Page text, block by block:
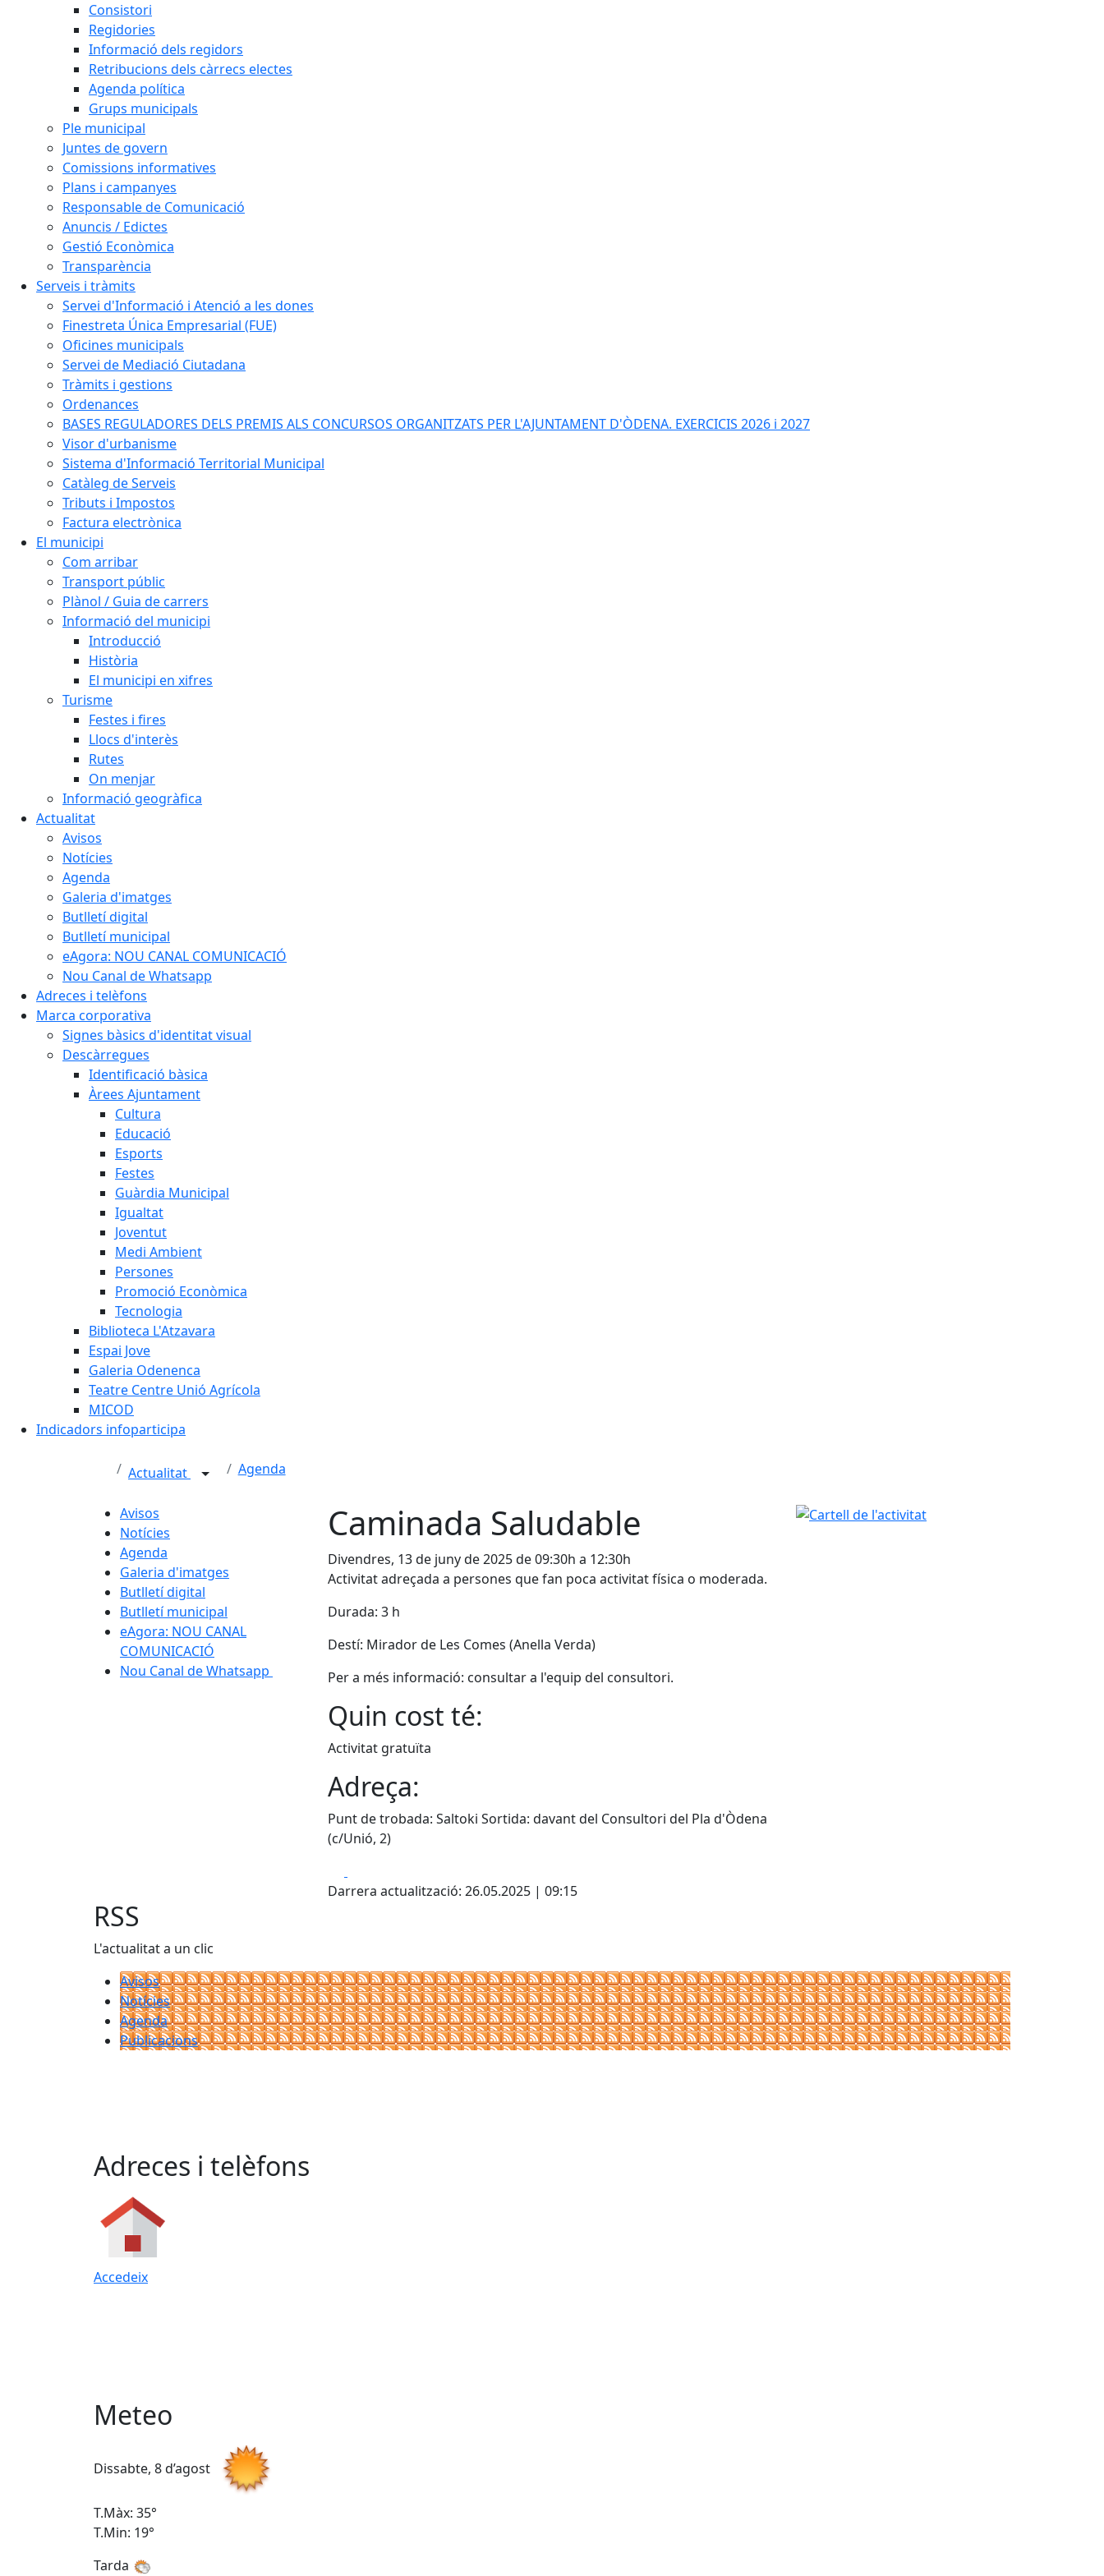
Consistori
Regidories
Informació dels regidors
Retribucions dels càrrecs electes
Agenda política
Grups municipals
Ple municipal
Juntes de govern
Comissions informatives
Plans i campanyes
Responsable de Comunicació
Anuncis / Edictes
Gestió Econòmica
Transparència
Serveis i tràmits
Servei d'Informació i Atenció a les dones
Finestreta Única Empresarial (FUE)
Oficines municipals
Servei de Mediació Ciutadana
Tràmits i gestions
Ordenances
BASES REGULADORES DELS PREMIS ALS CONCURSOS ORGANITZATS PER L'AJUNTAMENT D'ÒDENA. EXERCICIS 2026 i 2027
Visor d'urbanisme
Sistema d'Informació Territorial Municipal
Catàleg de Serveis
Tributs i Impostos
Factura electrònica
El municipi
Com arribar
Transport públic
Plànol / Guia de carrers
Informació del municipi
Introducció
Història
El municipi en xifres
Turisme
Festes i fires
Llocs d'interès
Rutes
On menjar
Informació geogràfica
Actualitat
Avisos
Notícies
Agenda
Galeria d'imatges
Butlletí digital
Butlletí municipal
eAgora: NOU CANAL COMUNICACIÓ
Nou Canal de Whatsapp
Adreces i telèfons
Marca corporativa
Signes bàsics d'identitat visual
Descàrregues
Identificació bàsica
Àrees Ajuntament
Cultura
Educació
Esports
Festes
Guàrdia Municipal
Igualtat
Joventut
Medi Ambient
Persones
Promoció Econòmica
Tecnologia
Biblioteca L'Atzavara
Espai Jove
Galeria Odenenca
Teatre Centre Unió Agrícola
MICOD
Indicadors infoparticipa
Actualitat Agenda
Avisos
Notícies
Agenda
Galeria d'imatges
Butlletí digital
Butlletí municipal
eAgora: NOU CANAL
COMUNICACIÓ
Nou Canal de Whatsapp
Caminada Saludable
Divendres, 13 de juny de 2025 de 09:30h a 12:30h
Activitat adreçada a persones que fan poca activitat física o moderada.
Durada: 3 h
Destí: Mirador de Les Comes (Anella Verda)
Per a més informació: consultar a l'equip del consultori.
Quin cost té:
Activitat gratuïta
Adreça:
Punt de trobada: Saltoki Sortida: davant del Consultori del Pla d'Òdena
(c/Unió, 2)
Darrera actualització: 26.05.2025 | 09:15
Cartell de l'activitat
RSS
L'actualitat a un clic
Avisos
Notícies
Agenda
Publicacions
Adreces i telèfons
Accedeix
Meteo
Dissabte, 8 d’agost
T.Màx: 35°
T.Min: 19°
Tarda